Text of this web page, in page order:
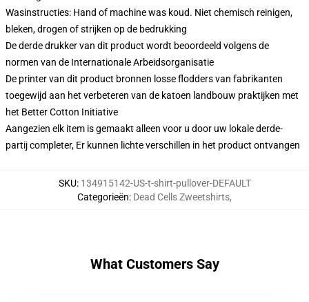
Wasinstructies: Hand of machine was koud. Niet chemisch reinigen,
bleken, drogen of strijken op de bedrukking
De derde drukker van dit product wordt beoordeeld volgens de
normen van de Internationale Arbeidsorganisatie
De printer van dit product bronnen losse flodders van fabrikanten
toegewijd aan het verbeteren van de katoen landbouw praktijken met
het Better Cotton Initiative
Aangezien elk item is gemaakt alleen voor u door uw lokale derde-
partij completer, Er kunnen lichte verschillen in het product ontvangen
SKU: 134915142-US-t-shirt-pullover-DEFAULT
Categorieën: Dead Cells Zweetshirts,
What Customers Say